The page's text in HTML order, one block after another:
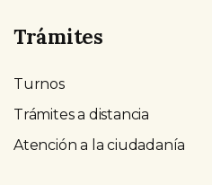
Trámites
Turnos
Trámites a distancia
Atención a la ciudadanía